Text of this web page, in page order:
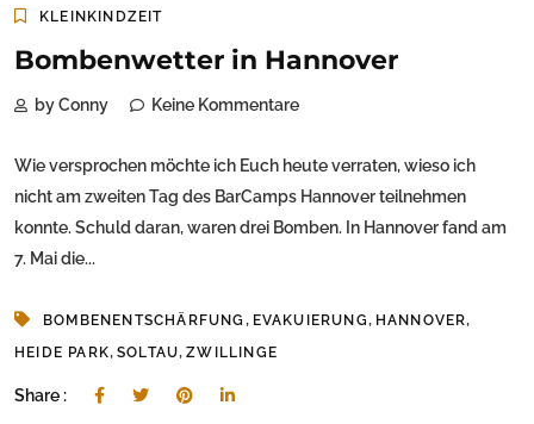
KLEINKINDZEIT
Bombenwetter in Hannover
by Conny Keine Kommentare
Wie versprochen möchte ich Euch heute verraten, wieso ich
nicht am zweiten Tag des BarCamps Hannover teilnehmen
konnte. Schuld daran, waren drei Bomben. In Hannover fand am
7. Mai die...
BOMBENENTSCHÄRFUNG , EVAKUIERUNG, HANNOVER,
HEIDE PARK, SOLTAU,ZWILLINGE
Share :